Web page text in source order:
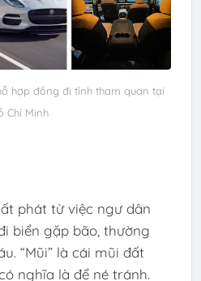
hợp đồng đi tỉnh tham quan tại
Chí Minh
phát từ việc ngư dân
biển gặp bão, thường
“Mũi” là cái mũi đất
nghĩa là để né tránh.